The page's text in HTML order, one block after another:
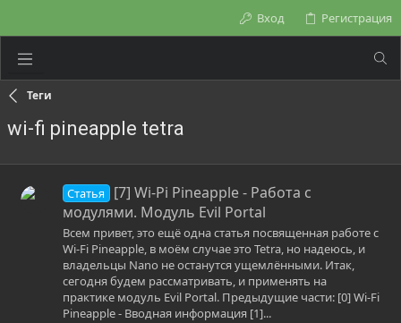
Вход Регистрация
Теги
wi-fi pineapple tetra
Статья
[7] Wi-Pi Pineapple - Работа с
модулями. Модуль Evil Portal
Всем привет, это ещё одна статья посвященная работе с
Wi-Fi Pineapple, в моём случае это Tetra, но надеюсь, и
владельцы Nano не останутся ущемлёнными. Итак,
сегодня будем рассматривать, и применять на
практике модуль Evil Portal. Предыдущие части: [0] Wi-Fi
Pineapple - Вводная информация [1]...